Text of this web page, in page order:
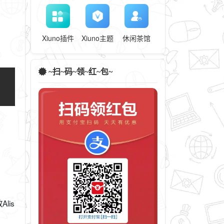
Xiuno插件 Xiuno主题 休闲茶馆
~扫~码~领~红~包~